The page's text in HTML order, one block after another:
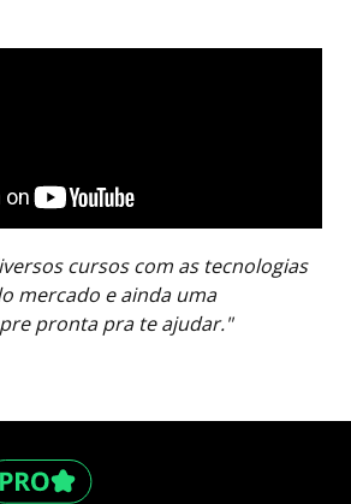
cursos com as tecnologias
mercado e ainda uma
pronta pra te ajudar."